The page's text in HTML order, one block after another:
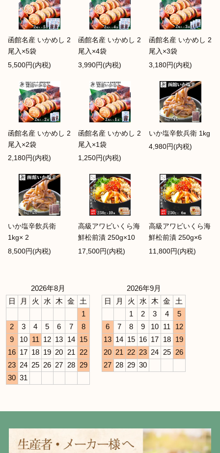
函館名産 いかめし 2
尾入×5袋
5,500円(内税)
函館名産 いかめし 2
尾入×4袋
3,990円(内税)
函館名産 いかめし 2
尾入×3袋
3,180円(内税)
函館名産 いかめし 2
尾入×2袋
2,180円(内税)
函館名産 いかめし 2
尾入×1袋
1,250円(内税)
いか塩辛飲兵衛 1kg
4,980円(内税)
いか塩辛飲兵衛
1kg× 2
8,500円(内税)
高級アワビいくら海
鮮松前漬 250g×10
17,500円(内税)
高級アワビいくら海
鮮松前漬 250g×6
11,800円(内税)
2026年8月
日
月 火 水 木 金
土
1
2
3 4 5 6 7
8
9
10 11 12 13 14
15
16 17 18 19 20 21
22
23 24 25 26 27 28
29
30 31
2026年9月
日
月 火 水 木 金
土
1
2 3 4
5
6
7 8 9 10 11
12
13 14 15 16 17 18
19
20 21 22 23 24 25
26
27 28 29 30